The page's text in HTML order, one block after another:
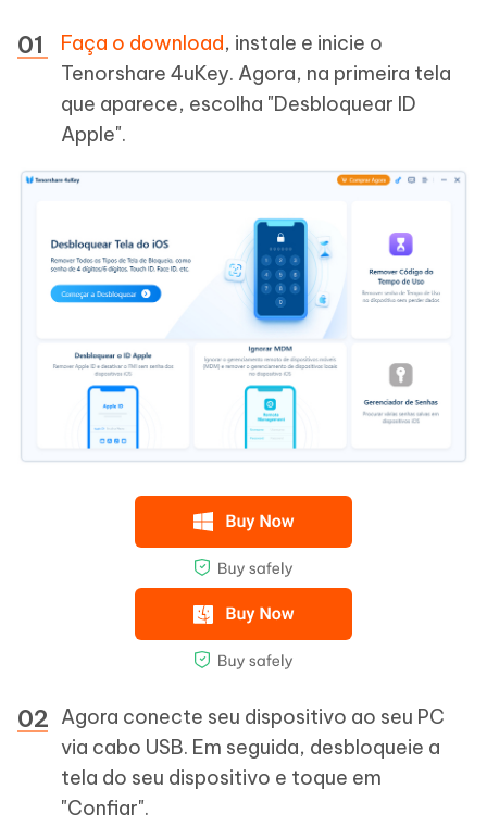
Faça o download, instale e inicie o
Tenorshare 4uKey. Agora, na primeira tela
que aparece, escolha "Desbloquear ID
Apple".
Agora conecte seu dispositivo ao seu PC
via cabo USB. Em seguida, desbloqueie a
tela do seu dispositivo e toque em
"Confiar".